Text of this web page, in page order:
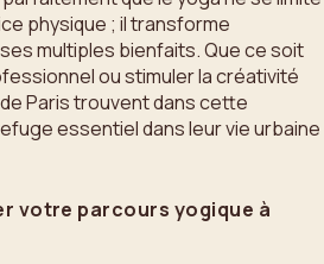
physique ; il transforme
multiples bienfaits. Que ce soit
ou stimuler la créativité
Paris trouvent dans cette
essentiel dans leur vie urbaine
votre parcours yogique à